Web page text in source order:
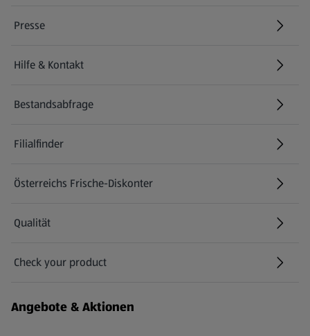
Presse
Hilfe & Kontakt
(öffnet in einem neuen Tab)
Bestandsabfrage
(öffnet in einem neuen Tab)
Filialfinder
Österreichs Frische-Diskonter
Qualität
Check your product
(öffnet in einem neuen Tab)
Angebote & Aktionen